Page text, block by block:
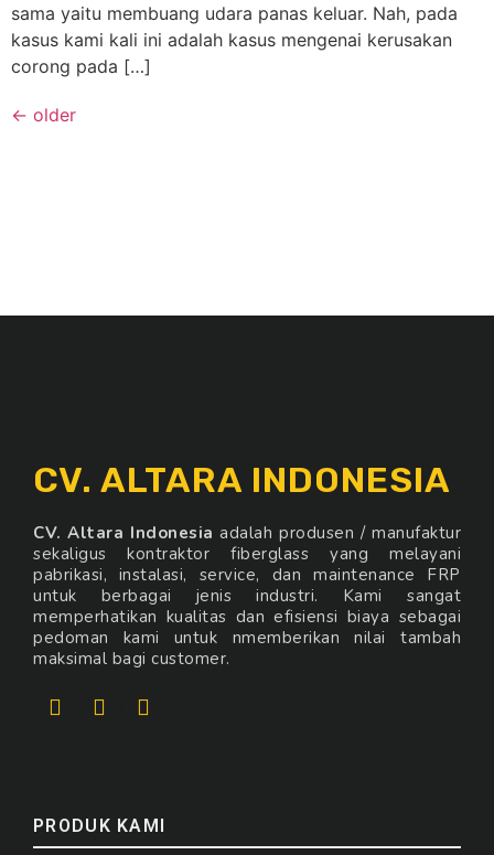
sama yaitu membuang udara panas keluar. Nah, pada
kasus kami kali ini adalah kasus mengenai kerusakan
corong pada […]
← older
CV. ALTARA INDONESIA
CV. Altara Indonesia adalah produsen / manufaktur
sekaligus kontraktor fiberglass yang melayani
pabrikasi, instalasi, service, dan maintenance FRP
untuk berbagai jenis industri. Kami sangat
memperhatikan kualitas dan efisiensi biaya sebagai
pedoman kami untuk nmemberikan nilai tambah
maksimal bagi customer.
PRODUK KAMI